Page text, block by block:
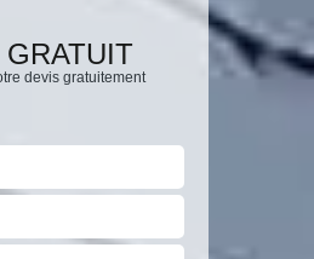
devis gratuitement